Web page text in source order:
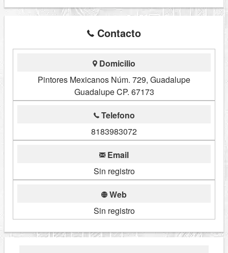
Contacto
Domicilio
Pintores Mexicanos Núm. 729, Guadalupe
Guadalupe CP. 67173
Telefono
8183983072
Email
Sin registro
Web
Sin registro